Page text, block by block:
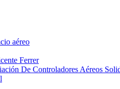
aéreo
Ferrer
De Controladores Aéreos